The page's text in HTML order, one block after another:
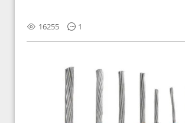
16255 1